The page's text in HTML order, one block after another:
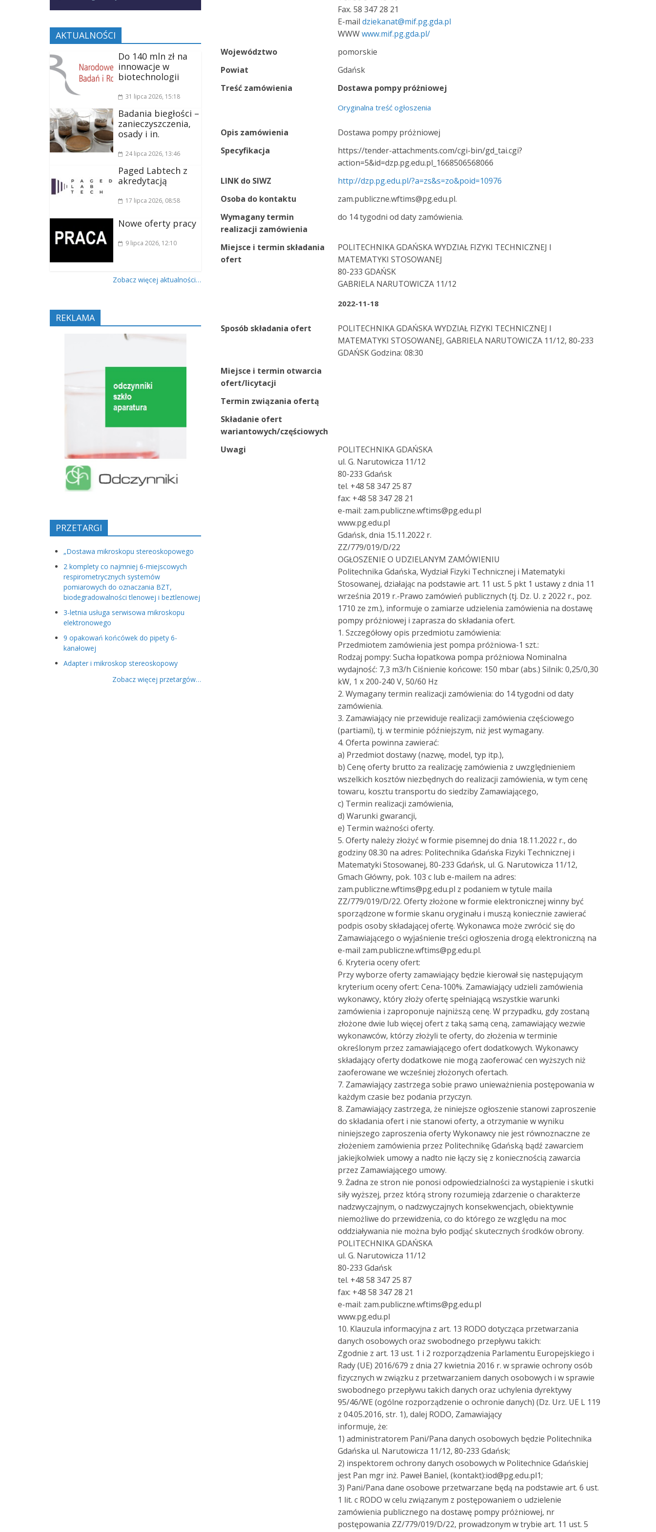
Fax. 58 347 28 21
E-mail dziekanat@mif.pg.gda.pl
WWWwww.mif.pg.gda.pl/
Województwo
pomorskie
Powiat
Gdańsk
Treść zamówienia
Dostawa pompy próżniowej
Oryginalna treść ogłoszenia
Opis zamówienia
Dostawa pompy próżniowej
Specyfikacja
https://tender-attachments.com/cgi-bin/gd_tai.cgi?
action=5&id=dzp.pg.edu.pl_1668506568066
LINK do SIWZ
http://dzp.pg.edu.pl/?a=zs&s=zo&poid=10976
Osoba do kontaktu
zam.publiczne.wftims@pg.edu.pl.
Wymagany termin
realizacji zamówienia
do 14 tygodni od daty zamówienia.
Miejsce i termin składania
ofert
POLITECHNIKA GDAŃSKA WYDZIAŁ FIZYKI TECHNICZNEJ I
MATEMATYKI STOSOWANEJ
80-233 GDAŃSK
GABRIELA NARUTOWICZA 11/12
2022-11-18
Sposób składania ofert
POLITECHNIKA GDAŃSKA WYDZIAŁ FIZYKI TECHNICZNEJ I
MATEMATYKI STOSOWANEJ, GABRIELA NARUTOWICZA 11/12, 80-233
GDAŃSK Godzina: 08:30
Miejsce i termin otwarcia
ofert/licytacji
Termin związania ofertą
Składanie ofert
wariantowych/częściowych
Uwagi
POLITECHNIKA GDAŃSKA
ul. G. Narutowicza 11/12
80-233 Gdańsk
tel. +48 58 347 25 87
fax: +48 58 347 28 21
e-mail: zam.publiczne.wftims@pg.edu.pl
www.pg.edu.pl
Gdańsk, dnia 15.11.2022 r.
ZZ/779/019/D/22
OGŁOSZENIE O UDZIELANYM ZAMÓWIENIU
Politechnika Gdańska, Wydział Fizyki Technicznej i Matematyki
Stosowanej, działając na podstawie art. 11 ust. 5 pkt 1 ustawy z dnia 11
września 2019 r.-Prawo zamówień publicznych (tj. Dz. U. z 2022 r., poz.
1710 ze zm.), informuje o zamiarze udzielenia zamówienia na dostawę
pompy próżniowej i zaprasza do składania ofert.
1. Szczegółowy opis przedmiotu zamówienia:
Przedmiotem zamówienia jest pompa próżniowa-1 szt.:
Rodzaj pompy: Sucha łopatkowa pompa próżniowa Nominalna
wydajność: 7,3 m3/h Ciśnienie końcowe: 150 mbar (abs.) Silnik: 0,25/0,30
kW, 1 x 200-240 V, 50/60 Hz
2. Wymagany termin realizacji zamówienia: do 14 tygodni od daty
zamówienia.
3. Zamawiający nie przewiduje realizacji zamówienia częściowego
(partiami), tj. w terminie późniejszym, niż jest wymagany.
4. Oferta powinna zawierać:
a) Przedmiot dostawy (nazwę, model, typ itp.),
b) Cenę oferty brutto za realizację zamówienia z uwzględnieniem
wszelkich kosztów niezbędnych do realizacji zamówienia, w tym cenę
towaru, kosztu transportu do siedziby Zamawiającego,
c) Termin realizacji zamówienia,
d) Warunki gwarancji,
e) Termin ważności oferty.
5. Oferty należy złożyć w formie pisemnej do dnia 18.11.2022 r., do
godziny 08.30 na adres: Politechnika Gdańska Fizyki Technicznej i
Matematyki Stosowanej, 80-233 Gdańsk, ul. G. Narutowicza 11/12,
Gmach Główny, pok. 103 c lub e-mailem na adres:
zam.publiczne.wftims@pg.edu.pl z podaniem w tytule maila
ZZ/779/019/D/22. Oferty złożone w formie elektronicznej winny być
sporządzone w formie skanu oryginału i muszą koniecznie zawierać
podpis osoby składającej ofertę. Wykonawca może zwrócić się do
Zamawiającego o wyjaśnienie treści ogłoszenia drogą elektroniczną na
e-mail zam.publiczne.wftims@pg.edu.pl.
6. Kryteria oceny ofert:
Przy wyborze oferty zamawiający będzie kierował się następującym
kryterium oceny ofert: Cena-100%. Zamawiający udzieli zamówienia
wykonawcy, który złoży ofertę spełniającą wszystkie warunki
zamówienia i zaproponuje najniższą cenę. W przypadku, gdy zostaną
złożone dwie lub więcej ofert z taką samą ceną, zamawiający wezwie
wykonawców, którzy złożyli te oferty, do złożenia w terminie
określonym przez zamawiającego ofert dodatkowych. Wykonawcy
składający oferty dodatkowe nie mogą zaoferować cen wyższych niż
zaoferowane we wcześniej złożonych ofertach.
7. Zamawiający zastrzega sobie prawo unieważnienia postępowania w
każdym czasie bez podania przyczyn.
8. Zamawiający zastrzega, że niniejsze ogłoszenie stanowi zaproszenie
do składania ofert i nie stanowi oferty, a otrzymanie w wyniku
niniejszego zaproszenia oferty Wykonawcy nie jest równoznaczne ze
złożeniem zamówienia przez Politechnikę Gdańską bądź zawarciem
jakiejkolwiek umowy a nadto nie łączy się z koniecznością zawarcia
przez Zamawiającego umowy.
9. Żadna ze stron nie ponosi odpowiedzialności za wystąpienie i skutki
siły wyższej, przez którą strony rozumieją zdarzenie o charakterze
nadzwyczajnym, o nadzwyczajnych konsekwencjach, obiektywnie
niemożliwe do przewidzenia, co do którego ze względu na moc
oddziaływania nie można było podjąć skutecznych środków obrony.
POLITECHNIKA GDAŃSKA
ul. G. Narutowicza 11/12
80-233 Gdańsk
tel. +48 58 347 25 87
fax: +48 58 347 28 21
e-mail: zam.publiczne.wftims@pg.edu.pl
www.pg.edu.pl
10. Klauzula informacyjna z art. 13 RODO dotycząca przetwarzania
danych osobowych oraz swobodnego przepływu takich:
Zgodnie z art. 13 ust. 1 i 2 rozporządzenia Parlamentu Europejskiego i
Rady (UE) 2016/679 z dnia 27 kwietnia 2016 r. w sprawie ochrony osób
fizycznych w związku z przetwarzaniem danych osobowych i w sprawie
swobodnego przepływu takich danych oraz uchylenia dyrektywy
95/46/WE (ogólne rozporządzenie o ochronie danych) (Dz. Urz. UE L 119
z 04.05.2016, str. 1), dalej RODO, Zamawiający
informuje, że:
1) administratorem Pani/Pana danych osobowych będzie Politechnika
Gdańska ul. Narutowicza 11/12, 80-233 Gdańsk;
2) inspektorem ochrony danych osobowych w Politechnice Gdańskiej
jest Pan mgr inż. Paweł Baniel, (kontakt):iod@pg.edu.pl1;
3) Pani/Pana dane osobowe przetwarzane będą na podstawie art. 6 ust.
1 lit. c RODO w celu związanym z postępowaniem o udzielenie
zamówienia publicznego na dostawę pompy próżniowej, nr
postępowania ZZ/779/019/D/22, prowadzonym w trybie art. 11 ust. 5
AKTUALNOŚCI
Do 140 mln zł na
innowacje w
biotechnologii
31 lipca 2026, 15:18
Badania biegłości –
zanieczyszczenia,
osady i in.
24 lipca 2026, 13:46
Paged Labtech z
akredytacją
17 lipca 2026, 08:58
Nowe oferty pracy
9 lipca 2026, 12:10
Zobacz więcej aktualności…
REKLAMA
PRZETARGI
„Dostawa mikroskopu stereoskopowego
2 komplety co najmniej 6-miejscowych
respirometrycznych systemów
pomiarowych do oznaczania BZT,
biodegradowalności tlenowej i beztlenowej
3-letnia usługa serwisowa mikroskopu
elektronowego
9 opakowań końcówek do pipety 6-
kanałowej
Adapter i mikroskop stereoskopowy
Zobacz więcej przetargów…